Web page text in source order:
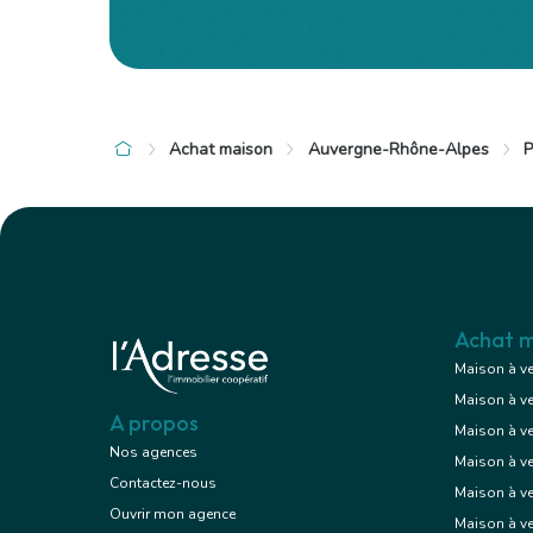
à 50 km de Saint-Gal-sur-Sioule
131 000 € Maison
Voir le bien
Achat maison Auvergne-Rhône-Alpes
A propos
Nos agences
Contactez-nous
Ouvrir mon agence
Achat
Maison à
Maison à
Maison à
Maison à
Maison à
Maison à